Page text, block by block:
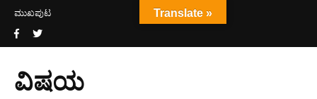
ಮುಖಪುಟ
ವಿಷಯ
Translate »